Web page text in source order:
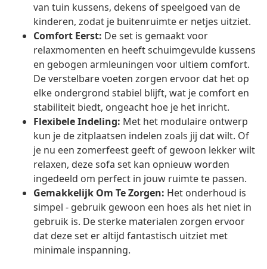
van tuin kussens, dekens of speelgoed van de
kinderen, zodat je buitenruimte er netjes uitziet.
Comfort Eerst: De set is gemaakt voor
relaxmomenten en heeft schuimgevulde kussens
en gebogen armleuningen voor ultiem comfort.
De verstelbare voeten zorgen ervoor dat het op
elke ondergrond stabiel blijft, wat je comfort en
stabiliteit biedt, ongeacht hoe je het inricht.
Flexibele Indeling: Met het modulaire ontwerp
kun je de zitplaatsen indelen zoals jij dat wilt. Of
je nu een zomerfeest geeft of gewoon lekker wilt
relaxen, deze sofa set kan opnieuw worden
ingedeeld om perfect in jouw ruimte te passen.
Gemakkelijk Om Te Zorgen: Het onderhoud is
simpel - gebruik gewoon een hoes als het niet in
gebruik is. De sterke materialen zorgen ervoor
dat deze set er altijd fantastisch uitziet met
minimale inspanning.